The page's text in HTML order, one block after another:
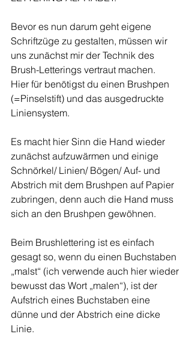
Bevor es nun darum geht eigene
Schriftzüge zu gestalten, müssen wir
uns zunächst mir der Technik des
Brush-Letterings vertraut machen.
Hier für benötigst du einen Brushpen
(=Pinselstift) und das ausgedruckte
Liniensystem.
Es macht hier Sinn die Hand wieder
zunächst aufzuwärmen und einige
Schnörkel/ Linien/ Bögen/ Auf- und
Abstrich mit dem Brushpen auf Papier
zubringen, denn auch die Hand muss
sich an den Brushpen gewöhnen.
Beim Brushlettering ist es einfach
gesagt so, wenn du einen Buchstaben
„malst“ (ich verwende auch hier wieder
bewusst das Wort „malen“), ist der
Aufstrich eines Buchstaben eine
dünne und der Abstrich eine dicke
Linie.